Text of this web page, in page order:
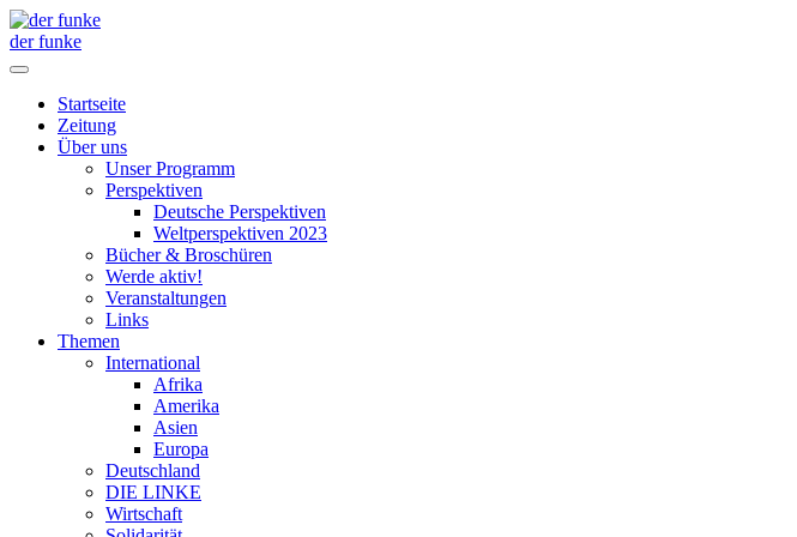
der funke
Startseite
Zeitung
Über uns
Unser Programm
Perspektiven
Deutsche Perspektiven
Weltperspektiven 2023
Bücher & Broschüren
Werde aktiv!
Veranstaltungen
Links
Themen
International
Afrika
Amerika
Asien
Europa
Deutschland
DIE LINKE
Wirtschaft